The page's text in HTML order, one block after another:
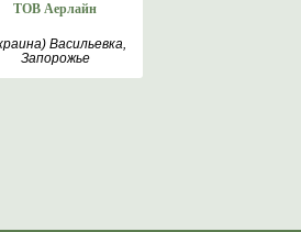
ТОВ Аерлайн
Васильевка,
Запорожье